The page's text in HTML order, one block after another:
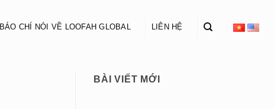
BÁO CHÍ NÓI VỀ LOOFAH GLOBAL LIÊN HỆ
BÀI VIẾT MỚI